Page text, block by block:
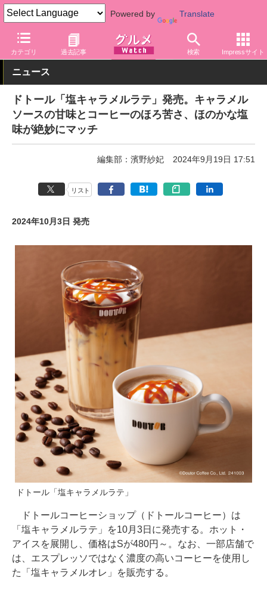
Powered by Translate
カテゴリ 過去記事 検索 Impressサイト
グルメ Watch 店舗 カフェ ドトール
ニュース
ドトール「塩キャラメルラテ」発売。キャラメル
ソースの甘味とコーヒーのほろ苦さ、ほのかな塩
味が絶妙にマッチ
編集部：濱野紗妃 2024年9月19日 17:51
リスト
2024年10月3日 発売
ドトール「塩キャラメルラテ」
ドトールコーヒーショップ（ドトールコーヒー）は
「塩キャラメルラテ」を10月3日に発売する。ホット・
アイスを展開し、価格はSが480円～。なお、一部店舗で
は、エスプレッソではなく濃度の高いコーヒーを使用し
た「塩キャラメルオレ」を販売する。